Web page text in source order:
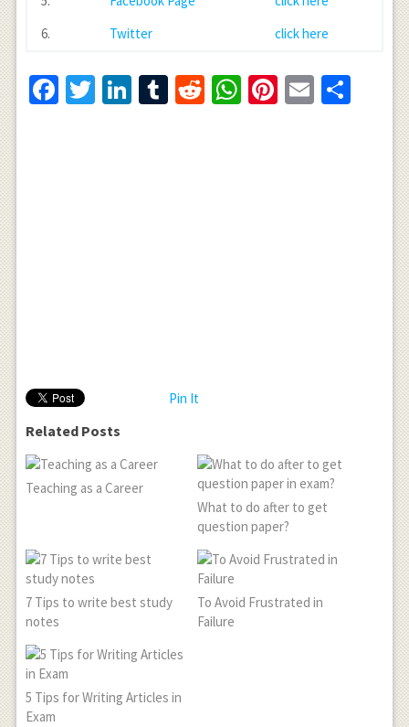
6.
Twitter click here
Facebook
Twitter
LinkedIn
Tumblr
RedditWhatsApp
Pinterest
Email
Pin It
Related Posts
Teaching as a Career
What to do after to get
question paper?
7 Tips to write best study
notes
To Avoid Frustrated in
Failure
5 Tips for Writing Articles in
Exam